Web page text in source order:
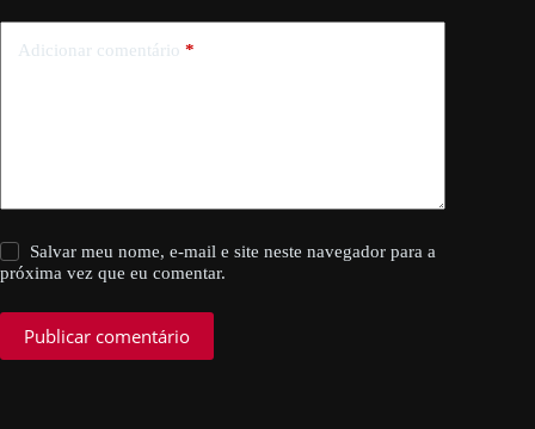
Adicionar comentário *
Salvar meu nome, e-mail e site neste navegador para a
próxima vez que eu comentar.
Publicar comentário